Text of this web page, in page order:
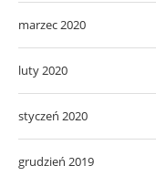
marzec 2020
luty 2020
styczeń 2020
grudzień 2019